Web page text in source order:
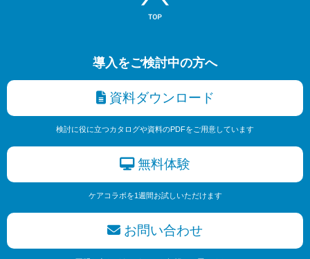
導入をご検討中の方へ
資料ダウンロード
検討に役に立つカタログや資料のPDFをご用意しています
無料体験
ケアコラボを1週間お試しいただけます
お問い合わせ